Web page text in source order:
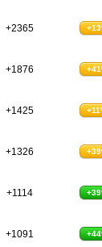
+2365
+1876
+1425
+1326
+1114
+1091